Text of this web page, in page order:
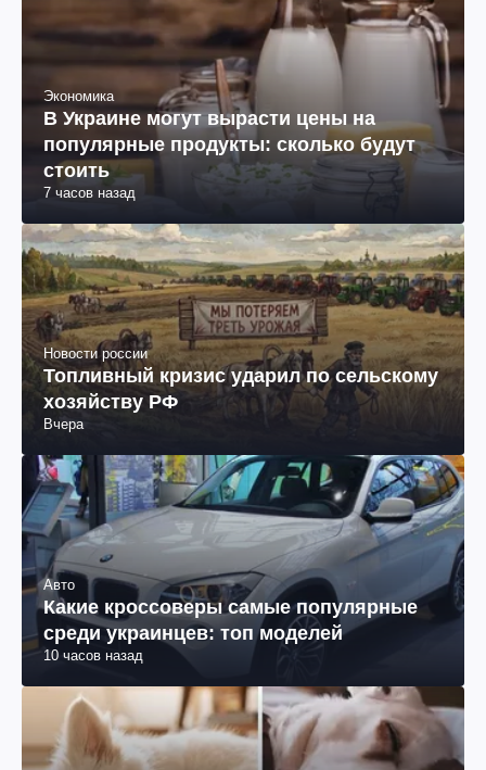
Рецепты
Карпаччо из цветных томатов: рецепт
23 часа назад
Экономика
В Украине могут вырасти цены на
популярные продукты: сколько будут
стоить
7 часов назад
Новости россии
Топливный кризис ударил по сельскому
хозяйству РФ
Вчера
Авто